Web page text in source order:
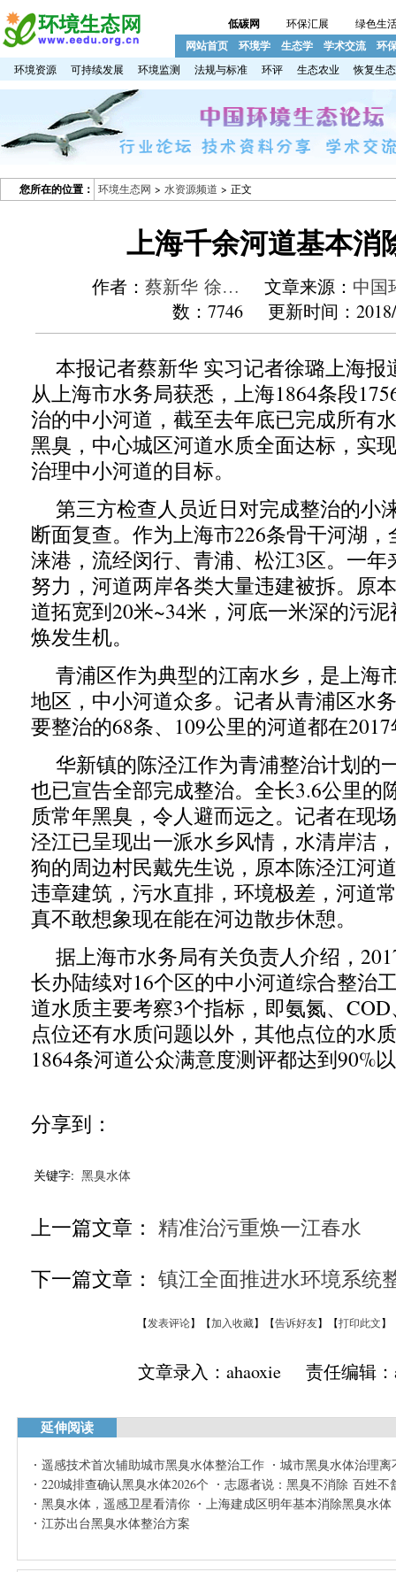
低碳网 环保汇展 绿色生
网站首页 环境学 生态学 学术交流 环
环境资源 可持续发展 环境监测 法规与标准 环评 生态农业 恢复生态
您所在的位置： 环境生态网 > 水资源频道 > 正文
上海千余河道基本消
作者： 蔡新华 徐… 文章来源： 中国
数：7746 更新时间：
本报记者蔡新华 实习记者徐璐上海报
从上海市水务局获悉，上海1864条段
治的中小河道，截至去年底已完成所有
黑臭，中心城区河道水质全面达标，实
治理中小河道的目标。
第三方检查人员近日对完成整治的小
断面复查。作为上海市226条骨干河湖
涞港，流经闵行、青浦、松江3区。一
努力，河道两岸各类大量违建被拆。原
道拓宽到20米~34米，河底一米深的污
焕发生机。
青浦区作为典型的江南水乡，是上海
地区，中小河道众多。记者从青浦区水
要整治的68条、109公里的河道都在
华新镇的陈泾江作为青浦整治计划的
也已宣告全部完成整治。全长3.6公里的
质常年黑臭，令人避而远之。记者在现
泾江已呈现出一派水乡风情，水清岸洁
狗的周边村民戴先生说，原本陈泾江河
违章建筑，污水直排，环境极差，河道
真不敢想象现在能在河边散步休憩。
据上海市水务局有关负责人介绍，
长办陆续对16个区的中小河道综合整治
道水质主要考察3个指标，即氨氮、
点位还有水质问题以外，其他点位的水
1864条河道公众满意度测评都达到90%
分享到：
关键字: 黑臭水体
上一篇文章： 精准治污重焕一江春水
下一篇文章： 镇江全面推进水环境系统
【发表评论】【加入收藏】【告诉好友】【打印此文】
文章录入：ahaoxie 责任编辑
延伸阅读
遥感技术首次辅助城市黑臭水体整治工作
城市黑臭水体治理离
220城排查确认黑臭水体2026个
志愿者说：黑臭不消除 百姓不
黑臭水体，遥感卫星看清你
上海建成区明年基本消除黑臭水体
江苏出台黑臭水体整治方案